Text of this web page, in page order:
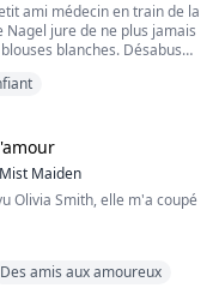
ami médecin en train de la
jure de ne plus jamais
blanches. Désabusée
souvenirs contre un
Maiden
Olivia Smith, elle m'a coupé
Des amis aux amoureux